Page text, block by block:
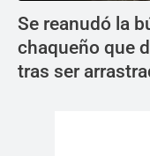
Se reanudó la
chaqueño que
tras ser